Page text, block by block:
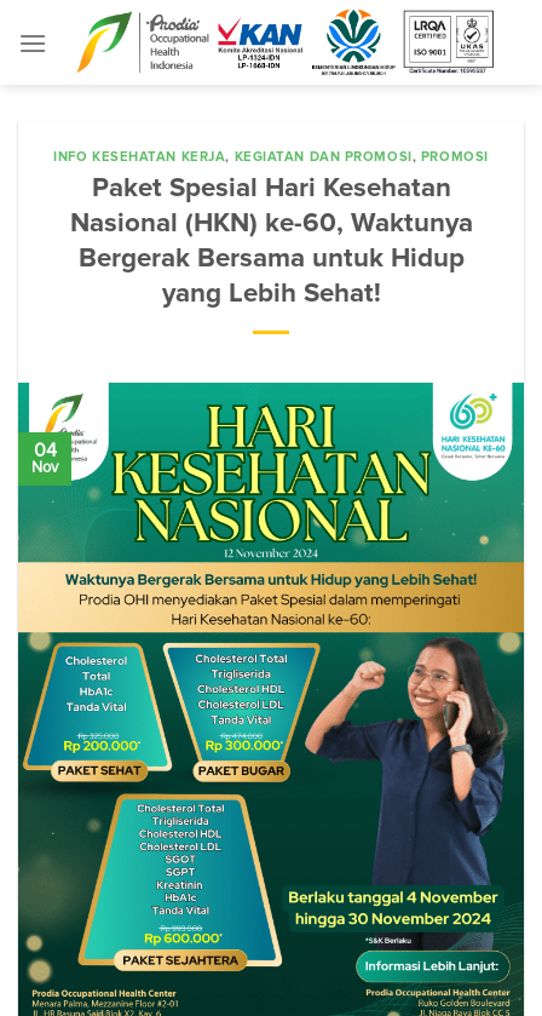
INFO KESEHATAN KERJA, KEGIATAN DAN PROMOSI, PROMOSI
Paket Spesial Hari Kesehatan
Nasional (HKN) ke-60, Waktunya
Bergerak Bersama untuk Hidup
yang Lebih Sehat!
04
Nov